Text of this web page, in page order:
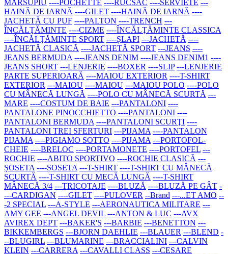
MARSUPIU ----POCHETTE ----RUCSAC ----SERVIETE ---
HAINĂ DE IARNĂ ----GILET ----HAINĂ DE IARNĂ ----
JACHETĂ CU PUF ----PALTON ----TRENCH ---
ÎNCĂLŢĂMINTE ----CIZME ----ÎNCĂLŢĂMINTE CLASSICA
----ÎNCĂLŢĂMINTE SPORT ----ȘLAPI ---JACHETĂ ----
JACHETĂ CLASICĂ ----JACHETĂ SPORT ---JEANS ----
JEANS BERMUDA ----JEANS DENIM ----JEANS DENIM1 ----
JEANS SHORT ---LENJERIE ----BOXER ----SLIP ---LENJERIE
PARTE SUPERIOARĂ ----MAIOU EXTERIOR ----T-SHIRT
EXTERIOR ---MAIOU ----MAIOU ---MAIOU POLO ----POLO
CU MÂNECĂ LUNGĂ ----POLO CU MÂNECĂ SCURTĂ ---
MARE ----COSTUM DE BAIE ---PANTALONI ----
PANTALONE PINOCCHIETTO ----PANTALONI ----
PANTALONI BERMUDA ----PANTALONI SCURŢI ----
PANTALONI TREI SFERTURI ---PIJAMA ----PANTALON
PIJAMA ----PIGIAMO SOTTO ----PIJAMA ---PORTOFOL-
CHEIE ----BRELOC ----PORTAMONETE ----PORTOFEL ---
ROCHIE ----ABITO SPORTIVO ----ROCHIE CLASICĂ ---
ȘOSETA ----ȘOSETA ---T-SHIRT ----T-SHIRT CU MÂNECĂ
SCURTĂ ----T-SHIRT CU MECĂ LUNGĂ ----T-SHIRT
MÂNECĂ 3/4 ---TRICOTAJE ----BLUZĂ ----BLUZĂ PE GÂT -
---CARDIGAN ----GILET ----PULOVER --Brand ---...ET AMO --
-2 SPECIAL ---A-STYLE ---AERONAUTICA MILITARE ---
AMY GEE ---ANGEL DEVIL ---ANTON & LUC ---AVX
AVIREX DEPT ---BAKER'S ---BARBIE ---BENETTON ---
BIKKEMBERGS ---BJORN DAEHLIE ---BLAUER ---BLEND -
--BLUGIRL ---BLUMARINE ---BRACCIALINI ---CALVIN
KLEIN ---CARRERA ---CAVALLI CLASS ---CESARE